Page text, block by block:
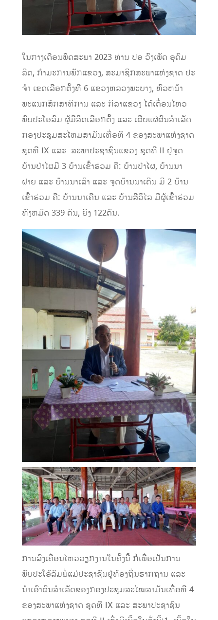
ໃນກາງເດືອນພຶດສະພາ 2023 ທ່ານ ປອ ວົງເພັດ ອຸດົມ
ລິດ, ກຳມະການພັກແຂວງ, ສະມາຊິກສະພາແຫ່ງຊາດ ປະ
ຈໍາ ເຂດເລືອກຕັ້ງທີ 6 ແຂວງຫລວງພະບາງ, ຫົວຫນ້າ
ພະແນກສຶກສາທິການ ແລະ ກິລາແຂວງ ໄດ້ເຄື່ອນໄຫວ
ພົບປະໂອລົມ ຜູ້ມີສິດເລືອກຕ້ັ້ງ ແລະ ເຜີຍແຜ່ຜົນສຳເລັດ
ກອງປະຊຸມສະໄຫມສາມັນເທື່ອທີ 4 ຂອງສະພາແຫ່ງຊາດ
ຊຸດທີ IX ແລະ ສະພາປະຊາຊົນແຂວງ ຊຸດທີ II ຢູ່ຈຸດ
ບ້ານປ່າໄຜມີ 3 ບ້ານເຂົ້າຮ່ວມ ຄື: ບ້ານປ່າໄຜ, ບ້ານນາ
ຝາຍ ແລະ ບ້ານນາເລົາ ແລະ ຈຸດບ້ານນາເຄີນ ມີ 2 ບ້ານ
ເຂົ້າຮ່ວມ ຄື: ບ້ານນາເຄີນ ແລະ ບ້ານສີວິໄລ ມີຜູ້ເຂົ້າຮ່ວມ
ທັງຫມົດ 339 ຄົນ, ຍິງ 122ຄົນ.
ການລົງເຄື່ອນໄຫວວຽກງານໃນຄັ້ງນີ ກໍ່ເພື່ອເປັນການ
ພົບປະໂອ້ລົມພໍ່ແມ່ປະຊາຊົນຢູ່ທ້ອງຖິ່ນຮາກຖານ ແລະ
ນໍາເອົາຜົນສໍາເລັດຂອງກອງປະຊຸມສະໄໝສາມັນເທື່ອທີ 4
ຂອງສະພາແຫ່ງຊາດ ຊຸດທີ IX ແລະ ສະພາປະຊາຊົນ